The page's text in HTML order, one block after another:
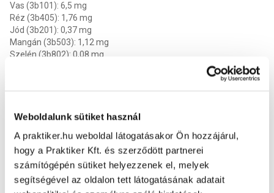
Weboldalunk sütiket használ
A praktiker.hu weboldal látogatásakor Ön hozzájárul,
hogy a Praktiker Kft. és szerződött partnerei
számítógépén sütiket helyezzenek el, melyek
segítségével az oldalon tett látogatásának adatait
Vas (3b101): 6,5 mg
Réz (3b405): 1,76 mg
Jód (3b201): 0,37 mg
Mangán (3b503): 1,12 mg
Szelén (3b802): 0,08 mg
Használatra kész termék, szobahőmérsékleten kell felszolgálni.
elfogyasztandó. A gyártási dátum és a minőségmegőrzési idő a
csomagoláson található.
Összetevők: tonhal (26%), csirke, marhahús, pulyka, rizs (10%),
őrölt kukorica, napraforgómag olaj, lenmagolaj, olívaolaj (0,25%),
jódozott só. Analitikai összetevők: Nyersfehérje 8%, Nyersrostok